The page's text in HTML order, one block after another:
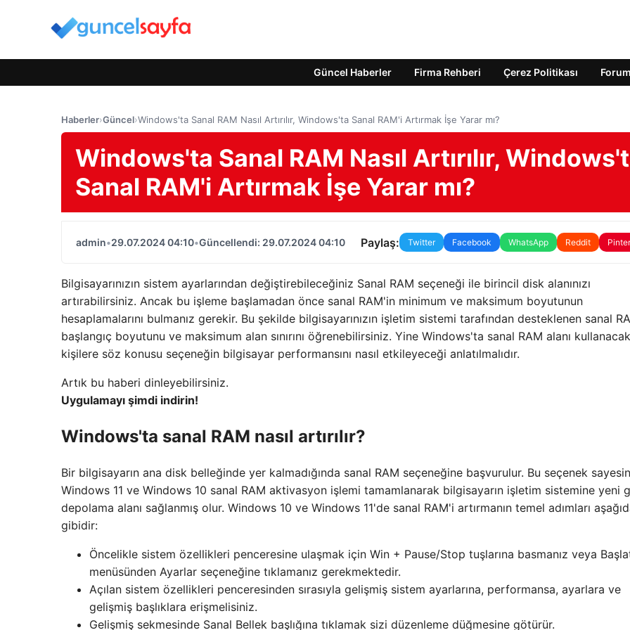
Güncel Haberler Firma Rehberi Çerez Politikası Forum
Haberler›Güncel›Windows'ta Sanal RAM Nasıl Artırılır, Windows'ta Sanal RAM'i Artırmak İşe Yarar mı?
Windows'ta Sanal RAM Nasıl Artırılır,
Sanal RAM'i Artırmak İşe Yarar mı?
admin•29.07.2024 04:10•Güncellendi: 29.07.2024 04:10 Paylaş: Twitter Facebook WhatsApp Reddit
Bilgisayarınızın sistem ayarlarından değiştirebileceğiniz Sanal RAM seçeneği ile birincil disk alanınızı
artırabilirsiniz. Ancak bu işleme başlamadan önce sanal RAM'in minimum ve maksimum boyutunun
hesaplamalarını bulmanız gerekir. Bu şekilde bilgisayarınızın işletim sistemi tarafından desteklenen sanal
başlangıç ​​boyutunu ve maksimum alan sınırını öğrenebilirsiniz. Yine Windows'ta sanal RAM alanı kullanacak
kişilere söz konusu seçeneğin bilgisayar performansını nasıl etkileyeceği anlatılmalıdır.
Artık bu haberi dinleyebilirsiniz.
Uygulamayı şimdi indirin!
Windows'ta sanal RAM nasıl artırılır?
Bir bilgisayarın ana disk belleğinde yer kalmadığında sanal RAM seçeneğine başvurulur. Bu seçenek
Windows 11 ve Windows 10 sanal RAM aktivasyon işlemi tamamlanarak bilgisayarın işletim sistemine yeni
depolama alanı sağlanmış olur. Windows 10 ve Windows 11'de sanal RAM'i artırmanın temel adımları
gibidir:
Öncelikle sistem özellikleri penceresine ulaşmak için Win + Pause/Stop tuşlarına basmanız veya
menüsünden Ayarlar seçeneğine tıklamanız gerekmektedir.
Açılan sistem özellikleri penceresinden sırasıyla gelişmiş sistem ayarlarına, performansa, ayarlara ve
gelişmiş başlıklara erişmelisiniz.
Gelişmiş sekmesinde Sanal Bellek başlığına tıklamak sizi düzenleme düğmesine götürür.